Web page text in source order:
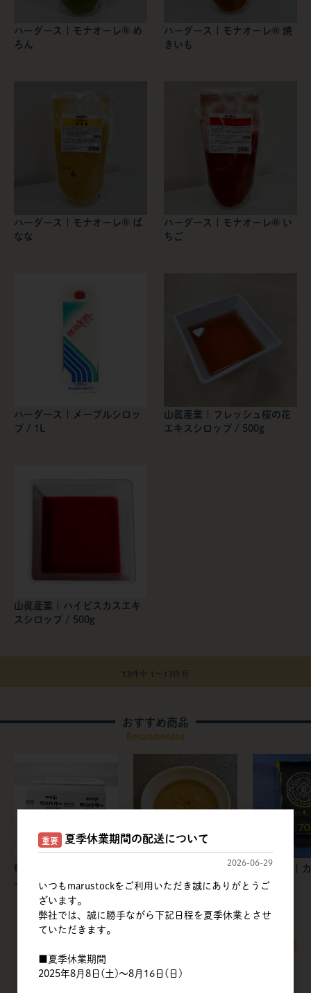
ハーダース | モナオーレ® め
ろん
ハーダース | モナオーレ® 焼
きいも
ハーダース | モナオーレ® ば
なな
ハーダース | モナオーレ® い
ちご
ハーダース | メープルシロッ
プ / 1L
山眞産業 | フレッシュ桜の花
エキスシロップ / 500g
山眞産業 | ハイビスカスエキ
スシロップ / 500g
13件中 1〜13件目
おすすめ商品
Recommended
明治 | フレッシュバタ
ー 食塩不使用【冷蔵】
筑波乳業 | アーモンド
ペーストT（皮無）スタ
不二製油 |
リー
重要 夏季休業期間の配送について
2026-06-29
いつもmarustockをご利用いただき誠にありがとうご
ざいます。
弊社では、誠に勝手ながら下記日程を夏季休業とさせ
ていただきます。
■夏季休業期間
2025年8月8日(土)～8月16日(日)